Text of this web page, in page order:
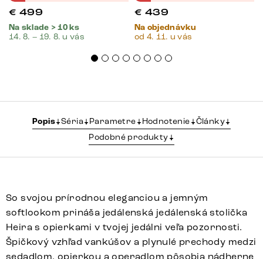
€ 499
Na sklade > 10 ks
14. 8. – 19. 8. u vás
€ 439
Na objednávku
od 4. 11. u vás
Popis Séria Parametre Hodnotenie
Články
Podobné produkty
So svojou prírodnou eleganciou a jemným
softlookom prináša jedálenská jedálenská stolička
Heira s opierkami v tvojej jedálni veľa pozornosti.
Špičkový vzhľad vankúšov a plynulé prechody medzi
sedadlom, opierkou a operadlom pôsobia nádherne